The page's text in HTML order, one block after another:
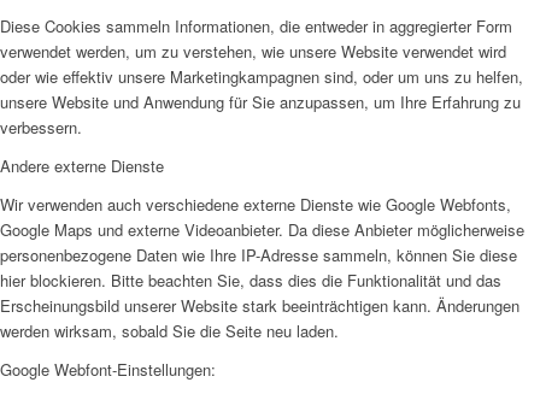
Diese Cookies sammeln Informationen, die entweder in aggregierter Form
verwendet werden, um zu verstehen, wie unsere Website verwendet wird
oder wie effektiv unsere Marketingkampagnen sind, oder um uns zu helfen,
unsere Website und Anwendung für Sie anzupassen, um Ihre Erfahrung zu
verbessern.
Andere externe Dienste
Wir verwenden auch verschiedene externe Dienste wie Google Webfonts,
Google Maps und externe Videoanbieter. Da diese Anbieter möglicherweise
personenbezogene Daten wie Ihre IP-Adresse sammeln, können Sie diese
hier blockieren. Bitte beachten Sie, dass dies die Funktionalität und das
Erscheinungsbild unserer Website stark beeinträchtigen kann. Änderungen
werden wirksam, sobald Sie die Seite neu laden.
Google Webfont-Einstellungen: